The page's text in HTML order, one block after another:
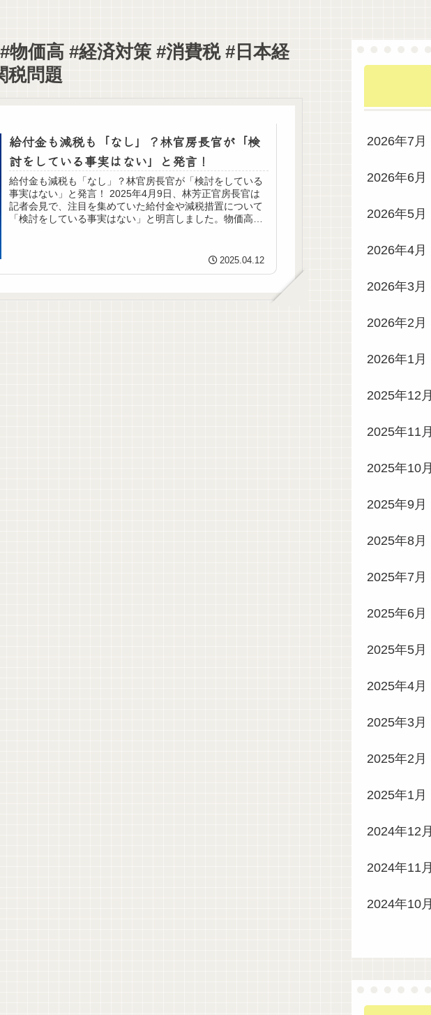
物価高 #経済対策 #消費税 #日本経
税問題
給付金も減税も「なし」？林官房長官が「検
討をしている事実はない」と発言！
給付金も減税も「なし」？林官房長官が「検討をしている
事実はない」と発言！ 2025年4月9日、林芳正官房長官は
記者会見で、注目を集めていた給付金や減税措置について
「検討をしている事実はない」と明言しました。物価高や
2025.04.12
2026年7月
2026年6月
2026年5月
2026年4月
2026年3月
2026年2月
2026年1月
2025年12月
2025年11月
2025年10月
2025年9月
2025年8月
2025年7月
2025年6月
2025年5月
2025年4月
2025年3月
2025年2月
2025年1月
2024年12月
2024年11月
2024年10月